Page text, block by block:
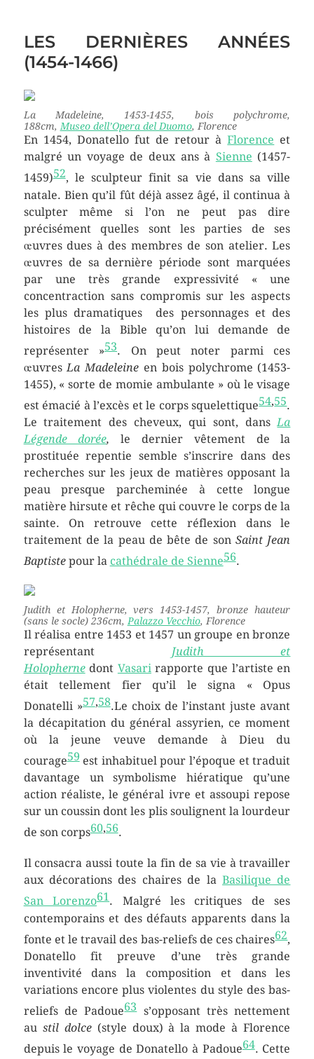
LES DERNIÈRES ANNÉES
(1454-1466)
La Madeleine,
1453-1455, bois polychrome,
188cm, Museo dell’Opera del Duomo, Florence
En 1454, Donatello fut de retour àFlorence et
malgré un voyage de deux ans à Sienne (1457-
1459)52, le sculpteur finit sa vie dans sa ville
natale. Bien qu’il fût déjà assez âgé, il continua à
sculpter même si l’on ne peut pas dire
précisément quelles sont les parties de ses
œuvres dues à des membres de son atelier. Les
œuvres de sa dernière période sont marquées
par une très grande expressivité « une
concentraction sans compromis sur les aspects
les plus dramatiques des personnages et des
histoires de la Bible qu’on lui demande de
représenter »53. On peut noter parmi ces
œuvresLa Madeleine en bois polychrome (1453-
1455), « sorte de momie ambulante » où le visage
est émacié à l’excès et le corps squelettique54,55.
Le traitement des cheveux, qui sont, dansLa
Légende dorée, le dernier vêtement de la
prostituée repentie semble s’inscrire dans des
recherches sur les jeux de matières opposant la
peau presque parcheminée à cette longue
matière hirsute et rêche qui couvre le corps de la
sainte. On retrouve cette réflexion dans le
traitement de la peau de bête de sonSaint Jean
Baptistepour la cathédrale de Sienne56.
Judith et Holopherne, vers 1453-1457, bronze hauteur
(sans le socle) 236cm, Palazzo Vecchio, Florence
Il réalisa entre 1453 et 1457 un groupe en bronze
représentant Judith et
Holophernedont Vasari rapporte que l’artiste en
était tellement fier qu’il le signa « Opus
Donatelli »57,58.Le choix de l’instant juste avant
la décapitation du général assyrien, ce moment
où la jeune veuve demande à Dieu du
courage59est inhabituel pour l’époque et traduit
davantage un symbolisme hiératique qu’une
action réaliste, le général ivre et assoupi repose
sur un coussin dont les plis soulignent la lourdeur
de son corps60,56.
Il consacra aussi toute la fin de sa vie à travailler
aux décorations des chaires de la Basilique de
San Lorenzo61. Malgré les critiques de ses
contemporains et des défauts apparents dans la
fonte et le travail des bas-reliefs de ces chaires62,
Donatello fit preuve d’une très grande
inventivité dans la composition et dans les
variations encore plus violentes du style des bas-
reliefs de Padoue63s’opposant très nettement
au stil dolce(style doux) à la mode à Florence
depuis le voyage de Donatello à Padoue64. Cette